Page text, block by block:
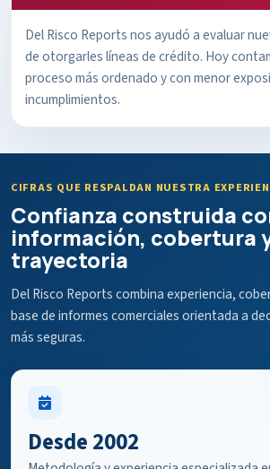
Del Risco Reports nos ayudó a evaluar
de otorgarles líneas de crédito. Hoy
proceso más ordenado y con menor
incumplimientos.
CIFRAS QUE RESPALDAN NUESTRA
Confianza construida
información, cobertura
trayectoria
Del Risco Reports combina experiencia,
base de informes comerciales orientada a
más seguras.
Desde 2002